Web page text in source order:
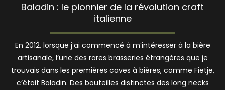
Baladin : le pionnier de la révolution craft
italienne
En 2012, lorsque j’ai commencé à m’intéresser à la bière
artisanale, l’une des rares brasseries étrangères que je
trouvais dans les premières caves à bières, comme Fietje,
c’était Baladin. Des bouteilles distinctes des long necks